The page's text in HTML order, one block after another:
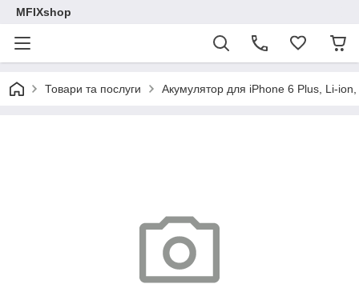
MFIXshop
Товари та послуги Акумулятор для iPhone 6 Plus, Li-